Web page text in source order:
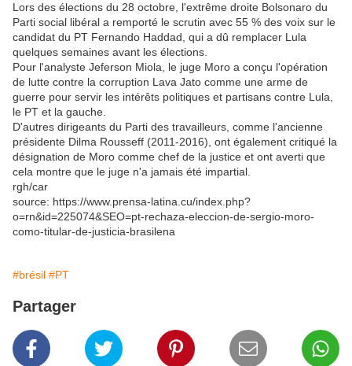
Lors des élections du 28 octobre, l'extrême droite Bolsonaro du
Parti social libéral a remporté le scrutin avec 55 % des voix sur le
candidat du PT Fernando Haddad, qui a dû remplacer Lula
quelques semaines avant les élections.
Pour l'analyste Jeferson Miola, le juge Moro a conçu l'opération
de lutte contre la corruption Lava Jato comme une arme de
guerre pour servir les intérêts politiques et partisans contre Lula,
le PT et la gauche.
D'autres dirigeants du Parti des travailleurs, comme l'ancienne
présidente Dilma Rousseff (2011-2016), ont également critiqué la
désignation de Moro comme chef de la justice et ont averti que
cela montre que le juge n'a jamais été impartial.
rgh/car
source: https://www.prensa-latina.cu/index.php?
o=rn&id=225074&SEO=pt-rechaza-eleccion-de-sergio-moro-
como-titular-de-justicia-brasilena
#brésil #PT
Partager